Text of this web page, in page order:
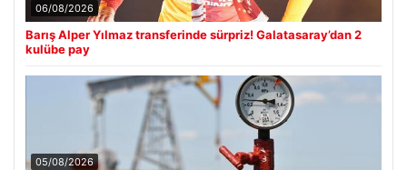
06/08/2026
Barış Alper Yılmaz transferinde sürpriz! Galatasaray’dan 2
kulübe pay
05/08/2026